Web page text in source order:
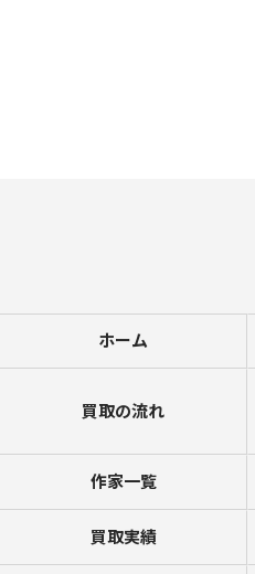
ホーム
買取の流れ
作家一覧
買取実績